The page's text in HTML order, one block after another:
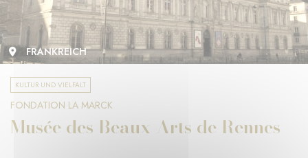
FRANKREICH
KULTUR UND VIELFALT
FONDATION LA MARCK
Musée des Beaux-Arts de Rennes